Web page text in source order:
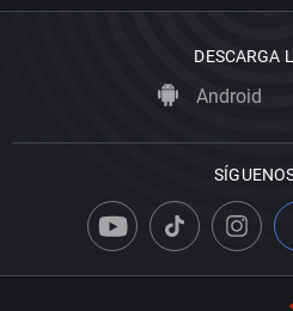
DESCARGA
Android